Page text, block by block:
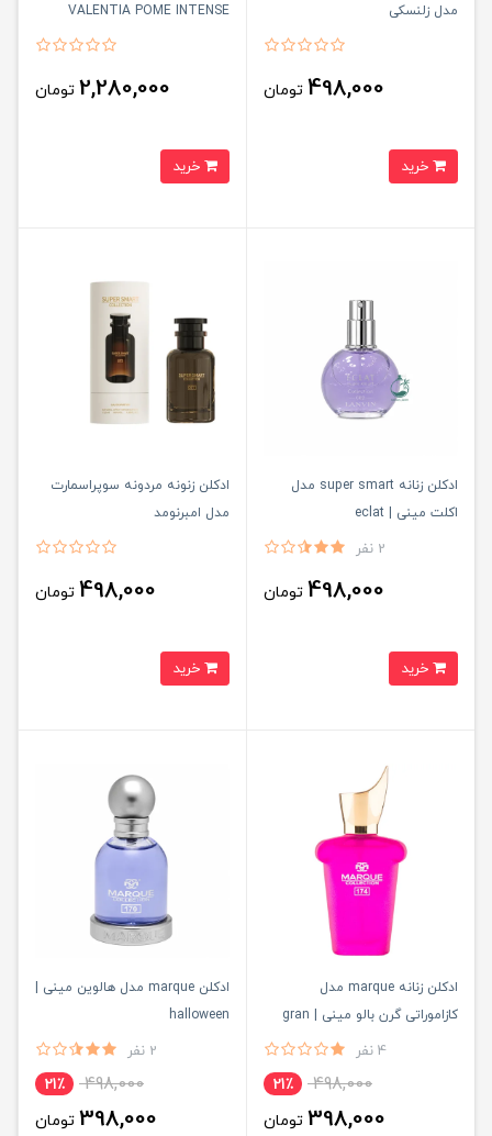
مدل زلنسكى
498,000 تومان
VALENTIA POME INTENSE
2,280,000 تومان
ادکلن زنانه super smart مدل
اکلت مینی | eclat
2 نفر
498,000 تومان
ادكلن زنونه مردونه سوپراسمارت
مدل امبرنومد
498,000 تومان
ادکلن زنانه marque مدل
کازاموراتی گرن بالو مینی | gran
4 نفر
498,000 21٪
398,000 تومان
ادکلن marque مدل هالوین مینی |
halloween
2 نفر
498,000 21٪
398,000 تومان